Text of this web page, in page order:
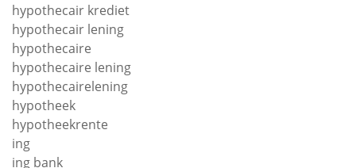
hypothecair krediet
hypothecair lening
hypothecaire
hypothecaire lening
hypothecairelening
hypotheek
hypotheekrente
ing
ing bank